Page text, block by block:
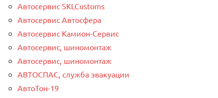
Автосервис SKLCustoms
Автосервис Автосфера
Автосервис Камион-Сервис
Автосервис, шиномонтаж
Автосервис, шиномонтаж
АВТОСПАС, служба эвакуации
АвтоТон-19